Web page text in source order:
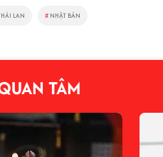
LAN # NHẬT BẢN
TÂM